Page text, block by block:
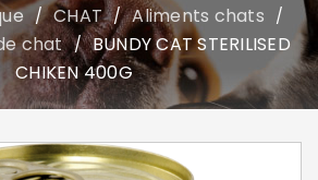
/ CHAT / Aliments chats /
chat / BUNDY CAT STERILISED
CHIKEN 400G